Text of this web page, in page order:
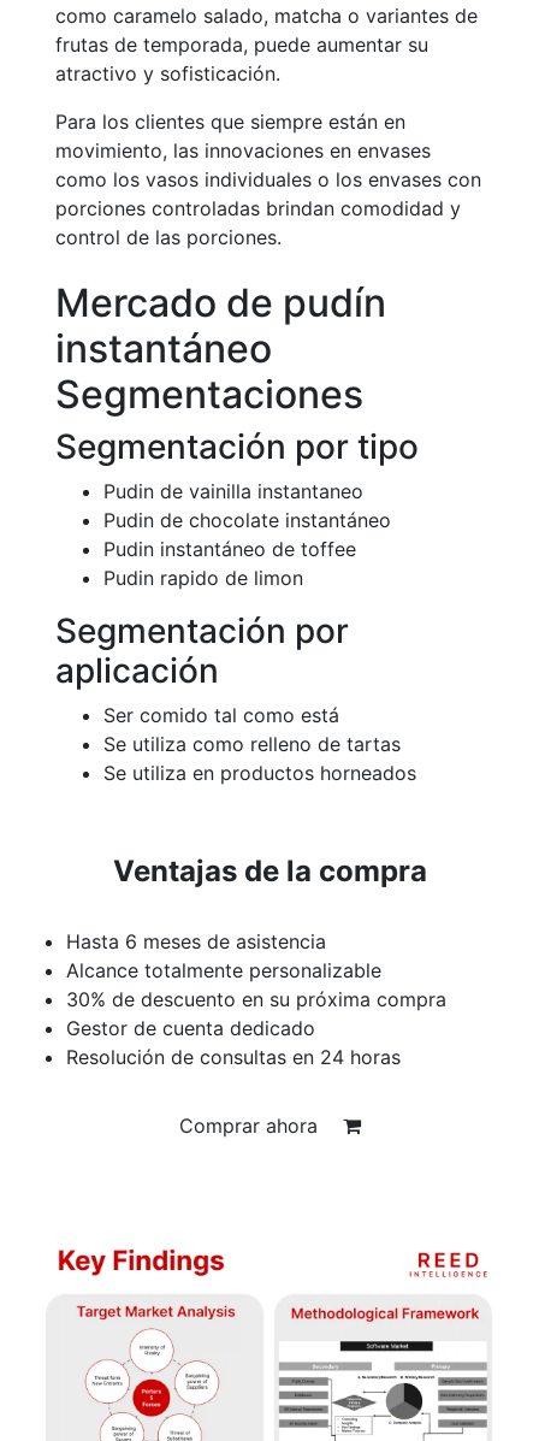
como caramelo salado, matcha o variantes de
frutas de temporada, puede aumentar su
atractivo y sofisticación.
Para los clientes que siempre están en
movimiento, las innovaciones en envases
como los vasos individuales o los envases con
porciones controladas brindan comodidad y
control de las porciones.
Mercado de pudín
instantáneo
Segmentaciones
Segmentación por tipo
Pudin de vainilla instantaneo
Pudin de chocolate instantáneo
Pudin instantáneo de toffee
Pudin rapido de limon
Segmentación por
aplicación
Ser comido tal como está
Se utiliza como relleno de tartas
Se utiliza en productos horneados
Ventajas de la compra
Hasta 6 meses de asistencia
Alcance totalmente personalizable
30% de descuento en su próxima compra
Gestor de cuenta dedicado
Resolución de consultas en 24 horas
Comprar ahora